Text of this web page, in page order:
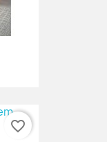
favorite_border